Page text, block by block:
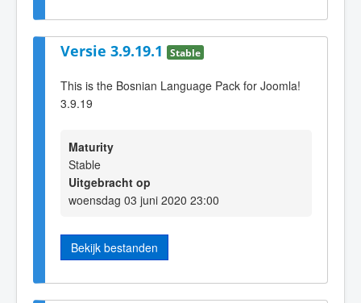
Versie 3.9.19.1 Stable
This is the Bosnian Language Pack for Joomla!
3.9.19
Maturity
Stable
Uitgebracht op
woensdag 03 juni 2020 23:00
Bekijk bestanden